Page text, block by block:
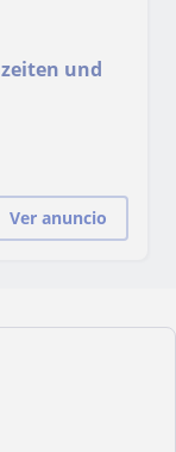
und
Ver anuncio